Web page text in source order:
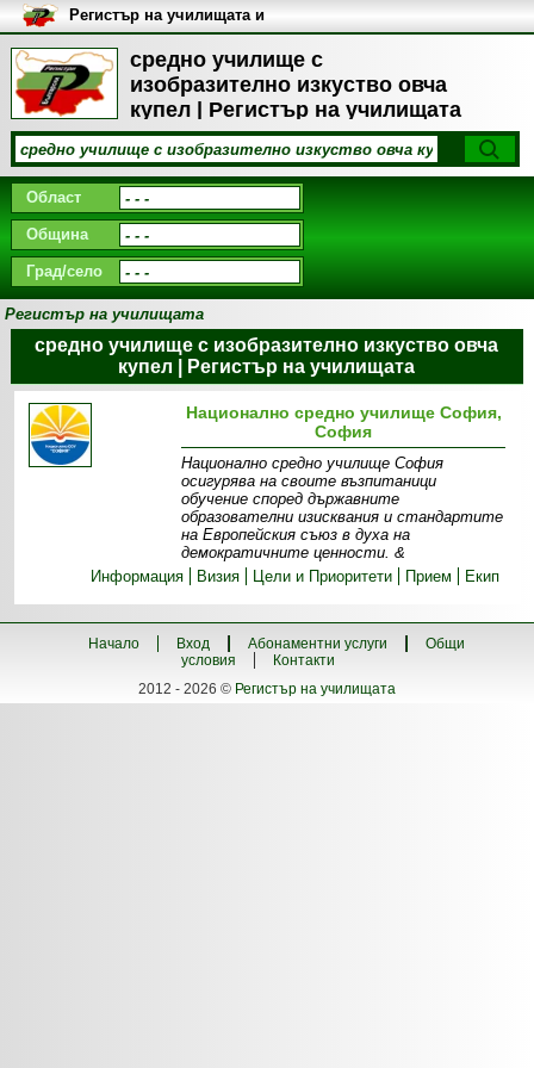
средно училище с
изобразително изкуство овча
купел | Регистър на училищата
Регистър на училищата и
университетите в България
Област
Община
Град/село
Регистър на училищата
средно училище с изобразително изкуство овча
купел | Регистър на училищата
Национално средно училище София,
София
Национално средно училище София
осигурява на своите възпитаници
обучение според държавните
образователни изисквания и стандартите
на Европейския съюз в духа на
демократичните ценности. &
Информация
Визия Цели и Приоритети Прием Екип
Начало Вход Абонаментни услуги
Общи
условия
Контакти
2012 - 2026 © Регистър на училищата